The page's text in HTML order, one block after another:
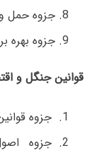
جزوه حمل
جزوه بهره
قوانین جنگل و
جزوه
جزوه